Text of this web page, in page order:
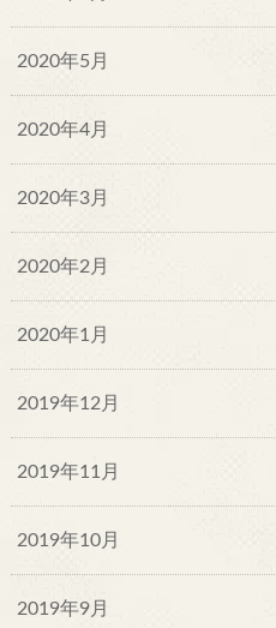
2020年5月
2020年4月
2020年3月
2020年2月
2020年1月
2019年12月
2019年11月
2019年10月
2019年9月